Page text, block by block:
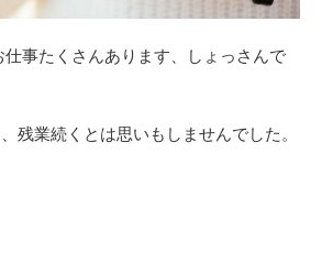
仕事たくさんあります、しょっさんで
残業続くとは思いもしませんでした。